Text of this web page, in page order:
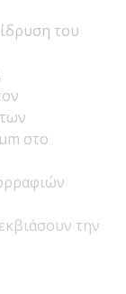
του
στο
την